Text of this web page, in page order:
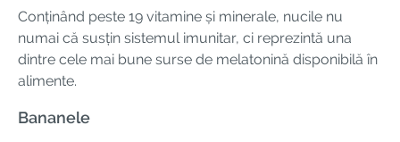
Conținând peste 19 vitamine și minerale, nucile nu
numai că susțin sistemul imunitar, ci reprezintă una
dintre cele mai bune surse de melatonină disponibilă în
alimente.
Bananele